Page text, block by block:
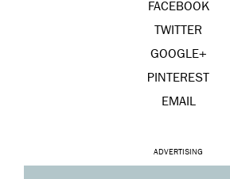
FACEBOOK
TWITTER
GOOGLE+
PINTEREST
EMAIL
ADVERTISING